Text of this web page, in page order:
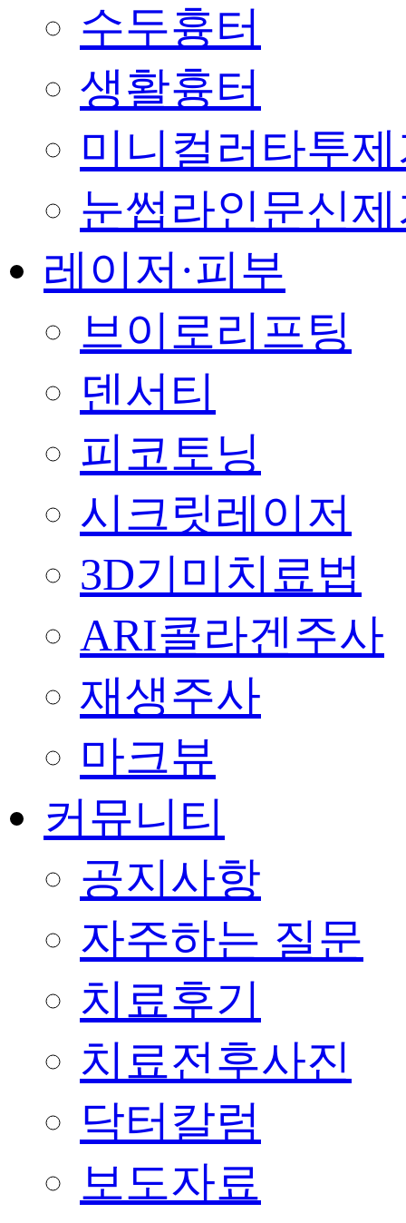
수두흉터
생활흉터
미니컬러타투
눈썹라인문신
레이저·피부
브이로리프팅
덴서티
피코토닝
시크릿레이저
3D기미치료법
ARI콜라겐주사
재생주사
마크뷰
커뮤니티
공지사항
자주하는 질문
치료후기
치료전후사진
닥터칼럼
보도자료